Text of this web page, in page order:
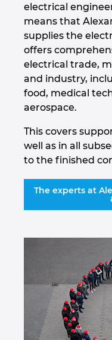
electrical
means that
supplies the
offers
electrical trade,
and industry,
food, medical
aerospace.
This covers
well as in all
to the finished
The experts at
Thailand
Turkey
Ukraine
United Arab Emirates
United Kingdom
United States